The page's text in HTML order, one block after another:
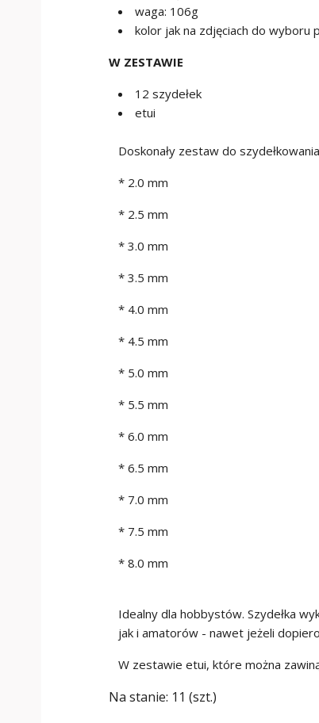
waga: 106g
kolor jak na zdjęciach do wyboru
W ZESTAWIE
12 szydełek
etui
Doskonały zestaw do
* 2.0 mm
* 2.5 mm
* 3.0 mm
* 3.5 mm
* 4.0 mm
* 4.5 mm
* 5.0 mm
* 5.5 mm
* 6.0 mm
* 6.5 mm
* 7.0 mm
* 7.5 mm
* 8.0 mm
Idealny dla hobbystów. Szydełka
jak i amatorów - nawet jeżeli
W zestawie etui, które można
Na stanie: 11 (szt.)